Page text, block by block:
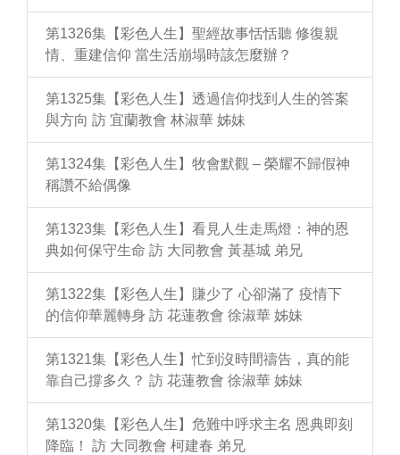
第1326集【彩色人生】聖經故事恬恬聽 修復親
情、重建信仰 當生活崩塌時該怎麼辦？
第1325集【彩色人生】透過信仰找到人生的答案
與方向 訪 宜蘭教會 林淑華 姊妹
第1324集【彩色人生】牧會默觀 – 榮耀不歸假神
稱讚不給偶像
第1323集【彩色人生】看見人生走馬燈：神的恩
典如何保守生命 訪 大同教會 黃基城 弟兄
第1322集【彩色人生】賺少了 心卻滿了 疫情下
的信仰華麗轉身 訪 花蓮教會 徐淑華 姊妹
第1321集【彩色人生】忙到沒時間禱告，真的能
靠自己撐多久？ 訪 花蓮教會 徐淑華 姊妹
第1320集【彩色人生】危難中呼求主名 恩典即刻
降臨！ 訪 大同教會 柯建春 弟兄